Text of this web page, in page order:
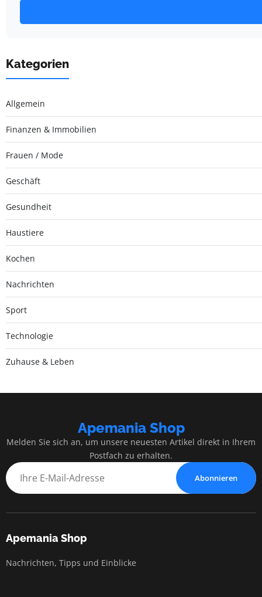
Kategorien
Allgemein
Finanzen & Immobilien
Frauen / Mode
Geschäft
Gesundheit
Haustiere
Kochen
Nachrichten
Sport
Technologie
Zuhause & Leben
Apemania Shop
Melden Sie sich an, um unsere neuesten Artikel direkt in Ihrem
Postfach zu erhalten.
Abonnieren
Apemania Shop
Nachrichten, Tipps und Einblicke